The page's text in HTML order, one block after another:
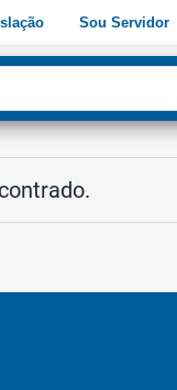
Sou Servidor